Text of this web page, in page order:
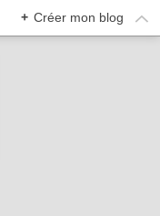
+ Créer mon blog